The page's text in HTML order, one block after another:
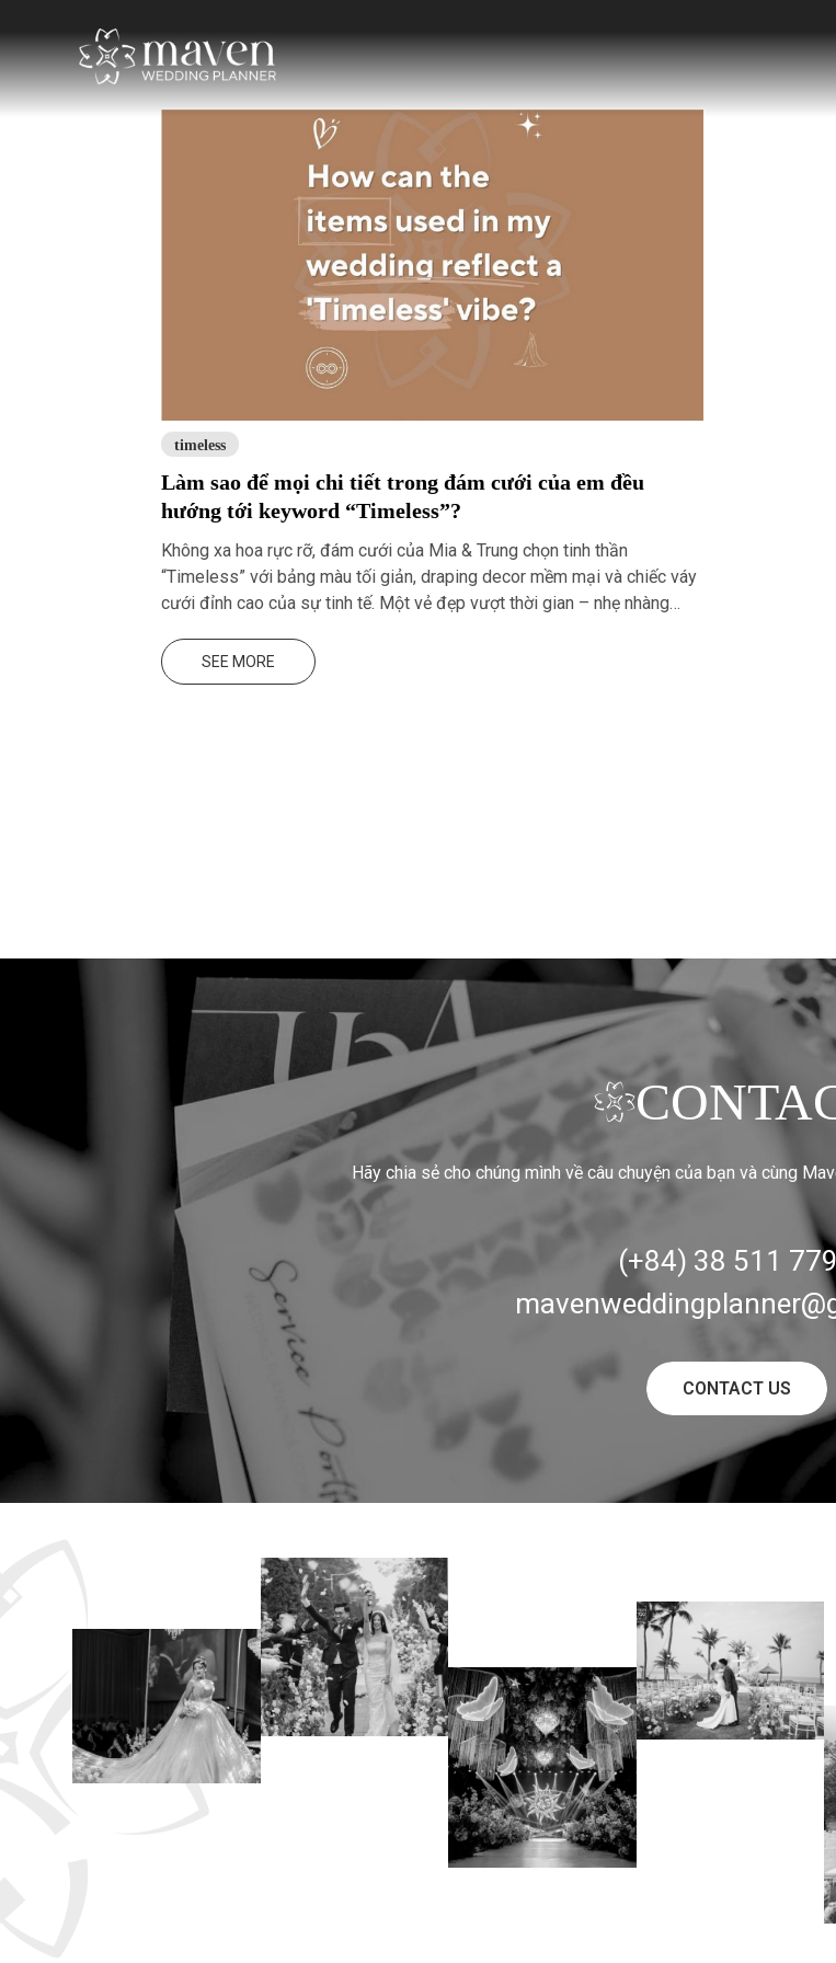
timeless
Làm sao để mọi chi tiết trong đám cưới của em đều
hướng tới keyword “Timeless”?
Không xa hoa rực rỡ, đám cưới của Mia & Trung chọn tinh thần
“Timeless” với bảng màu tối giản, draping decor mềm mại và chiếc váy
cưới đỉnh cao của sự tinh tế. Một vẻ đẹp vượt thời gian – nhẹ nhàng
SEE MORE
Hãy chia sẻ cho chúng mình về câu chuyện của bạn và cùng
(+84) 38 511
CONTACT US